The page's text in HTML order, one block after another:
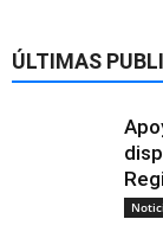
ÚLTIMAS